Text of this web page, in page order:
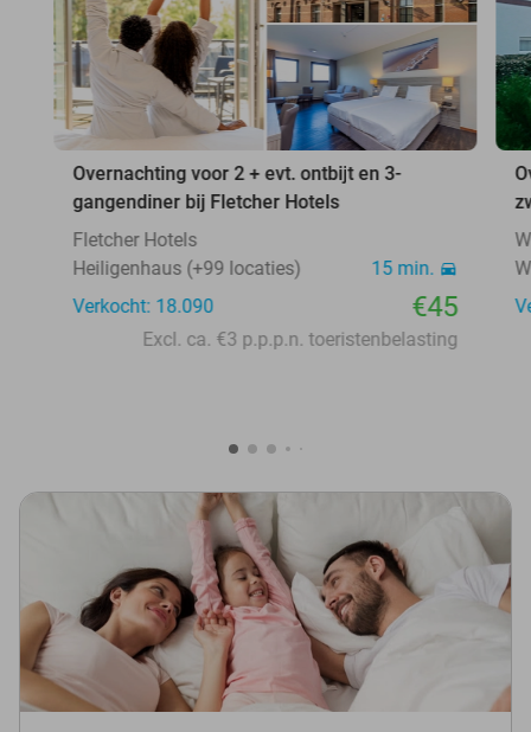
Overnachting voor 2 + evt. ontbijt en 3-
gangendiner bij Fletcher Hotels
Fletcher Hotels
Heiligenhaus (+99 locaties)
15 min.
Verkocht: 18.090
€45
Excl. ca. €3 p.p.p.n. toeristenbelasting